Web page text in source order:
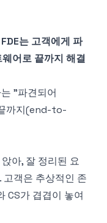
FDE는 고객에게 파
어로 끝까지 해결
"파견되어
까지(end-to-
아, 잘 정리된 요
객은 추상적인 존
CS가 겹겹이 놓여